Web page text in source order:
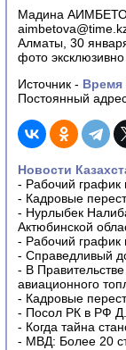
Мадина
Алматы, 30
фото
Источник - Время
Постоянный
Новости
- Рабочий график
- Кадровые
- Нурлыбек
Актюбинской
- Рабочий график
- Справедливый
- В
авиационного
- Кадровые
- Посол РК в РФ
- Когда тайна
- МВД: Более 20